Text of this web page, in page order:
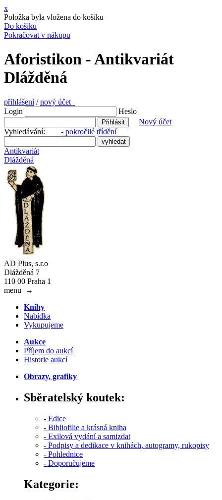
x
Položka byla vložena do košíku
Do košíku
Pokračovat v nákupu
Aforistikon - Antikvariát
Dlážděná
přihlášení/nový účet
Login
Heslo
Nový účet
Vyhledávání: - pokročilé třídění
Antikvariát
Dlážděná
AD Plus, s.r.o
Dlážděná 7
110 00 Praha 1
menu
→
Knihy
Nabídka
Vykupujeme
Aukce
Příjem do aukcí
Historie aukcí
Obrazy, grafiky
Sběratelský koutek:
- Edice
- Bibliofilie a krásná kniha
- Exilová vydání a samizdat
- Podpisy a dedikace v knihách, autogramy, rukopisy
- Pohlednice
- Doporučujeme
Kategorie: